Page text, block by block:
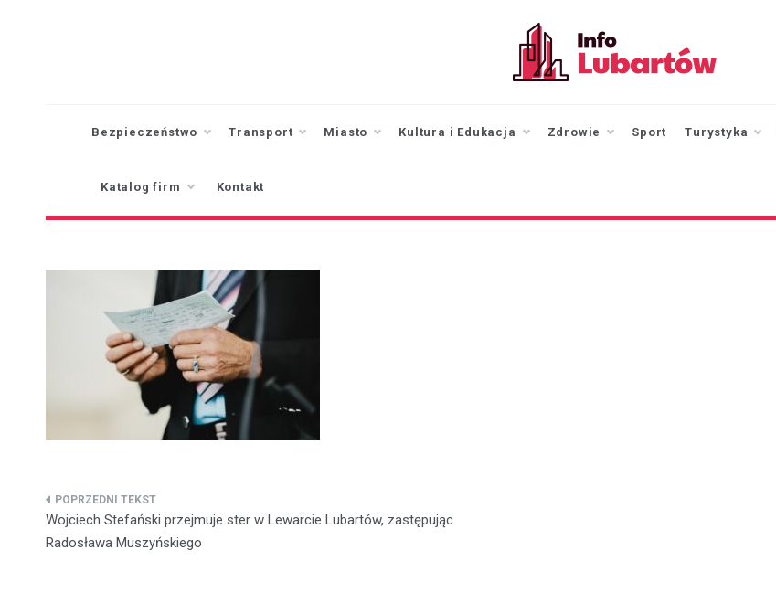
Bezpieczeństwo Transport Miasto Kultura i Edukacja Zdrowie Sport Turystyka
Katalog firm Kontakt
Nawigacja
wpisu
Wojciech Stefański przejmuje ster w Lewarcie Lubartów, zastępując
Radosława Muszyńskiego